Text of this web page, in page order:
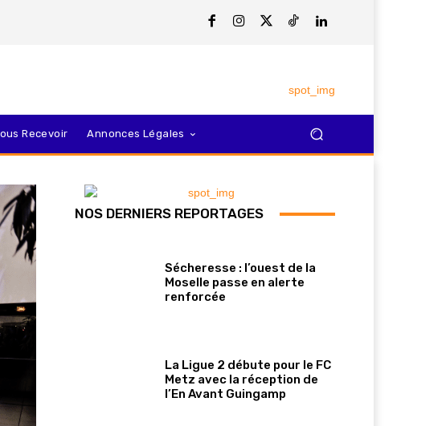
Recevoir Annonces Légales
NOS DERNIERS REPORTAGES
Sécheresse : l’ouest de la
Moselle passe en alerte
renforcée
La Ligue 2 débute pour le FC
Metz avec la réception de
l’En Avant Guingamp